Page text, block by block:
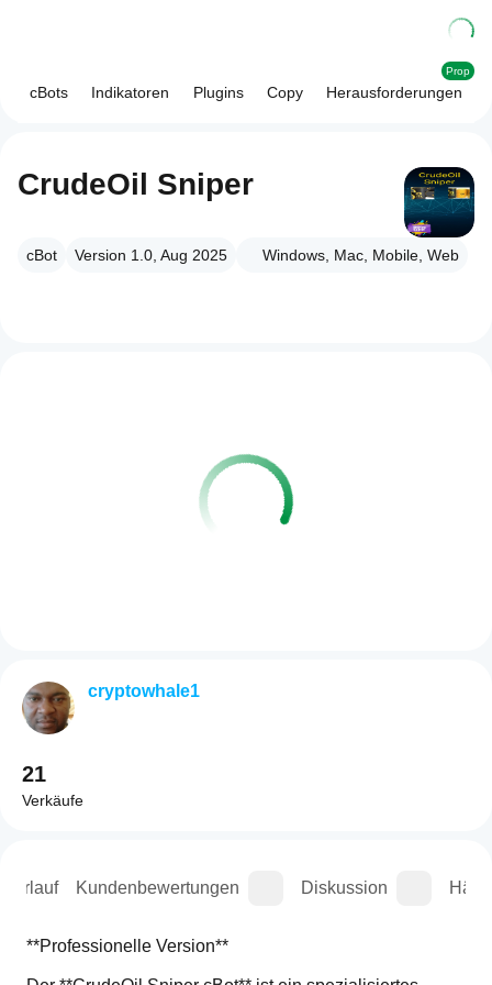
cBots Indikatoren Plugins Copy Herausforderungen
Prop
CrudeOil Sniper
cBot Version 1.0, Aug 2025 Windows, Mac, Mobile, Web
Kundenbewertungen Diskussion
**Professionelle Version**
cryptowhale1
21
Verkäufe